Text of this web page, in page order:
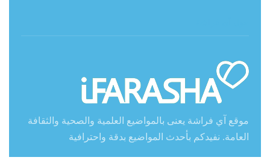
موقع آي فراشة يعنى بالمواضيع العلمية والصحية والثقافة
العامة. نفيدكم بأحدث المواضيع بدقة واحترافية